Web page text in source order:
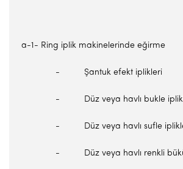
a-1- Ring iplik makinelerinde
- Şantuk efekt iplikleri
- Düz veya havlı bukle
- Düz veya havlı sufle
- Düz veya havlı renkli